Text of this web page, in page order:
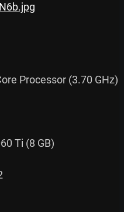
Processor (3.70 GHz)
Ti (8 GB)